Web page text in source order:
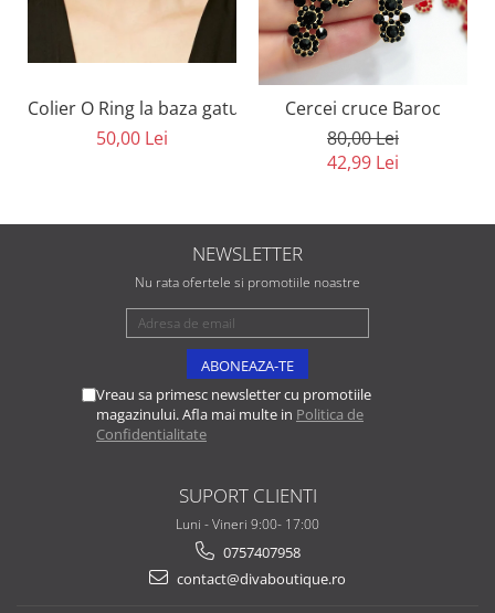
Colier O Ring la baza gatului tip CHOKER din lantisor cu
50,00 Lei
Cercei cruce Baroc
80,00 Lei
42,99 Lei
NEWSLETTER
Nu rata ofertele si promotiile noastre
Vreau sa primesc newsletter cu promotiile
magazinului. Afla mai multe in Politica de
Confidentialitate
SUPORT CLIENTI
Luni - Vineri 9:00- 17:00
0757407958
contact@divaboutique.ro